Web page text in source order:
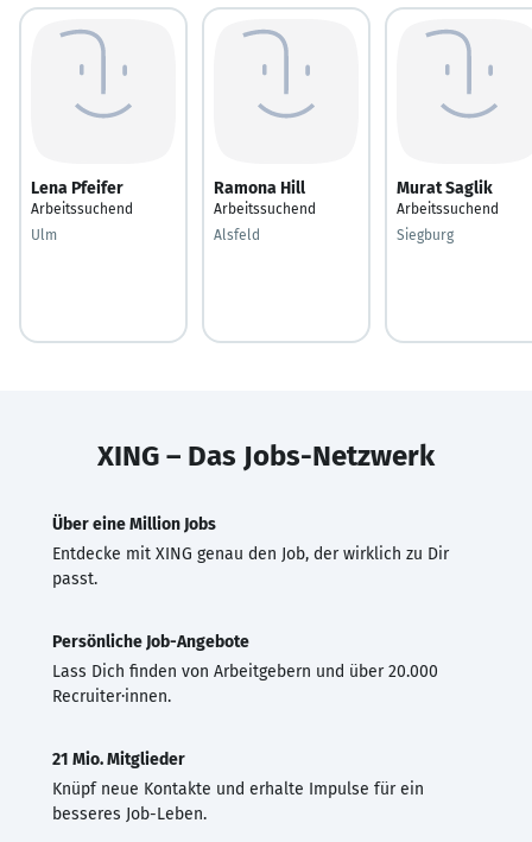
Lena Pfeifer
Arbeitssuchend
Ulm
Ramona Hill
Arbeitssuchend
Alsfeld
Murat Saglik
Arbeitssuchend
Siegburg
XING – Das Jobs-Netzwerk
Über eine Million Jobs
Entdecke mit XING genau den Job, der wirklich zu Dir
passt.
Persönliche Job-Angebote
Lass Dich finden von Arbeitgebern und über 20.000
Recruiter·innen.
21 Mio. Mitglieder
Knüpf neue Kontakte und erhalte Impulse für ein
besseres Job-Leben.